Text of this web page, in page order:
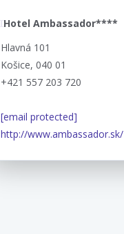
Hotel Ambassador****
Hlavná 101
Košice, 040 01
+421 557 203 720
[email protected]
http://www.ambassador.sk/